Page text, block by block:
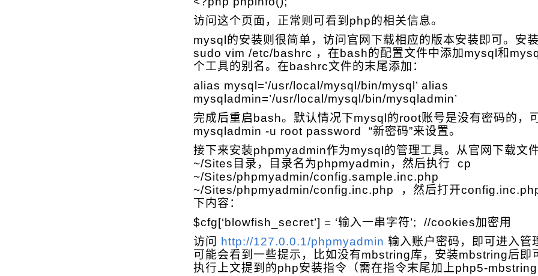
访问这个页面，正常则可看到php的相关信息。
mysql的安装则很简单，访问官网下载相应的版本安装即可。安
sudo vim /etc/bashrc ，在bash的配置文件中添加mysql和
个工具的别名。在bashrc文件的末尾添加：
alias mysql=’/usr/local/mysql/bin/mysql’ alias
mysqladmin=’/usr/local/mysql/bin/mysqladmin’
完成后重启bash。默认情况下mysql的root账号是没有密码的，
mysqladmin -u root password “新密码”来设置。
接下来安装phpmyadmin作为mysql的管理工具。从官网下载文
~/Sites目录，目录名为phpmyadmin，然后执行 cp
~/Sites/phpmyadmin/config.sample.inc.php
~/Sites/phpmyadmin/config.inc.php ，然后打开
下内容：
$cfg[‘blowfish_secret’] = ‘输入一串字符’; //cookies加密用
访问
http://127.0.0.1/phpmyadmin 输入账户密码，即可进入管
可能会看到一些提示，比如没有mbstring库，安装mbstring后即
执行上文提到的php安装指令（需在指令末尾加上php5-